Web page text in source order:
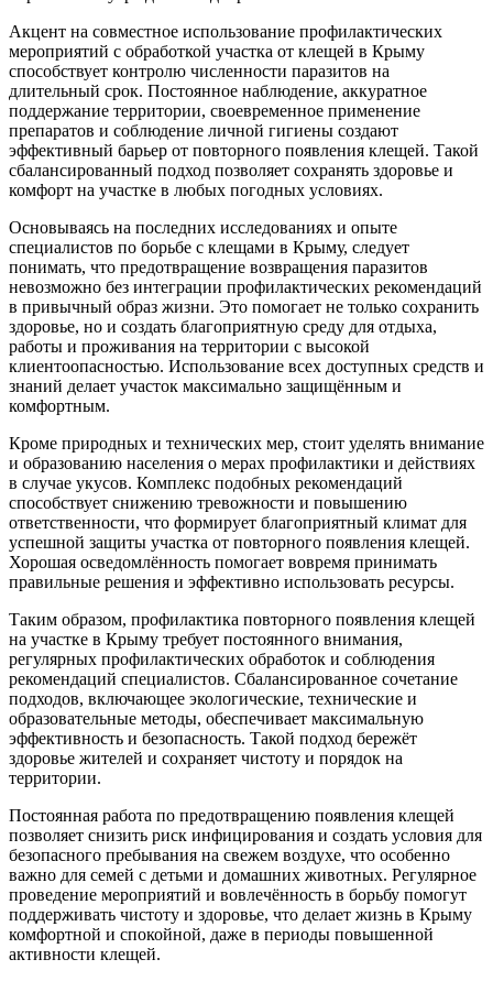
Акцент на совместное использование профилактических
мероприятий с обработкой участка от клещей в Крыму
способствует контролю численности паразитов на
длительный срок. Постоянное наблюдение, аккуратное
поддержание территории, своевременное применение
препаратов и соблюдение личной гигиены создают
эффективный барьер от повторного появления клещей. Такой
сбалансированный подход позволяет сохранять здоровье и
комфорт на участке в любых погодных условиях.
Основываясь на последних исследованиях и опыте
специалистов по борьбе с клещами в Крыму, следует
понимать, что предотвращение возвращения паразитов
невозможно без интеграции профилактических рекомендаций
в привычный образ жизни. Это помогает не только сохранить
здоровье, но и создать благоприятную среду для отдыха,
работы и проживания на территории с высокой
клиентоопасностью. Использование всех доступных средств и
знаний делает участок максимально защищённым и
комфортным.
Кроме природных и технических мер, стоит уделять внимание
и образованию населения о мерах профилактики и действиях
в случае укусов. Комплекс подобных рекомендаций
способствует снижению тревожности и повышению
ответственности, что формирует благоприятный климат для
успешной защиты участка от повторного появления клещей.
Хорошая осведомлённость помогает вовремя принимать
правильные решения и эффективно использовать ресурсы.
Таким образом, профилактика повторного появления клещей
на участке в Крыму требует постоянного внимания,
регулярных профилактических обработок и соблюдения
рекомендаций специалистов. Сбалансированное сочетание
подходов, включающее экологические, технические и
образовательные методы, обеспечивает максимальную
эффективность и безопасность. Такой подход бережёт
здоровье жителей и сохраняет чистоту и порядок на
территории.
Постоянная работа по предотвращению появления клещей
позволяет снизить риск инфицирования и создать условия для
безопасного пребывания на свежем воздухе, что особенно
важно для семей с детьми и домашних животных. Регулярное
проведение мероприятий и вовлечённость в борьбу помогут
поддерживать чистоту и здоровье, что делает жизнь в Крыму
комфортной и спокойной, даже в периоды повышенной
активности клещей.